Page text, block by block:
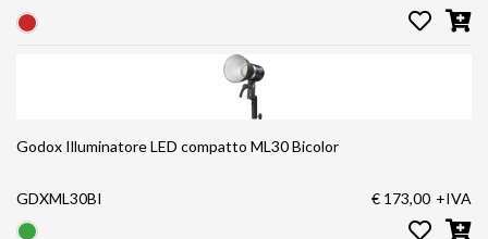
Godox Illuminatore LED compatto ML30 Bicolor
GDXML30BI € 173,00 +IVA